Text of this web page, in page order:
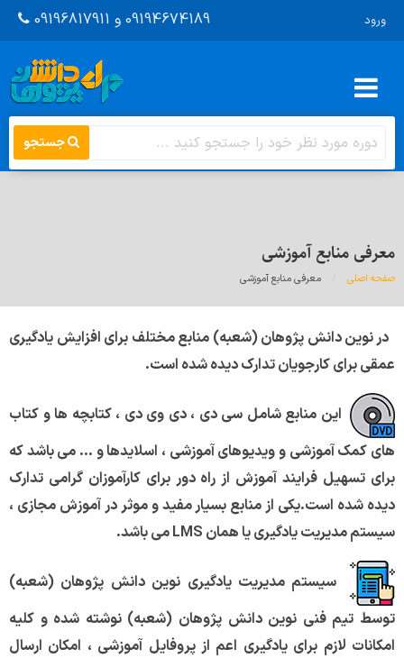
ورود 09194674189 و 09196817911
معرفی منابع آموزشی
صفحه اصلی اینجا
معرفی منابع آموزشی
در نوین دانش پژوهان (شعبه) منابع مختلف برای افزایش یادگیری
عمقی برای کارجویان تدارک دیده شده است.
این منابع شامل سی دی ، دی وی دی ، کتابچه ها و کتاب
های کمک آموزشی و ویدیوهای آموزشی ، اسلایدها و ... می باشد که
برای تسهیل فرایند آموزش از راه دور برای کارآموزان گرامی تدارک
دیده شده است.یکی از منابع بسیار مفید و موثر در آموزش مجازی ،
سیستم مدیریت یادگیری یا همان LMS می باشد.
سیستم مدیریت یادگیری نوین دانش پژوهان (شعبه)
توسط تیم فنی نوین دانش پژوهان (شعبه) نوشته شده و کلیه
امکانات لازم برای یادگیری اعم از پروفایل آموزشی ، امکان ارسال